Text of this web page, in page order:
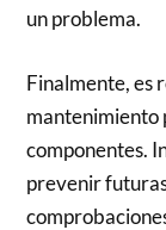
un problema.
Finalmente, es
mantenimiento
componentes.
prevenir